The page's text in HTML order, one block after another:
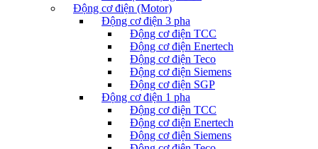
Động cơ điện (Motor)
Động cơ điện 3 pha
Động cơ điện TCC
Động cơ điện Enertech
Động cơ điện Teco
Động cơ điện Siemens
Động cơ điện SGP
Động cơ điện 1 pha
Động cơ điện TCC
Động cơ điện Enertech
Động cơ điện Siemens